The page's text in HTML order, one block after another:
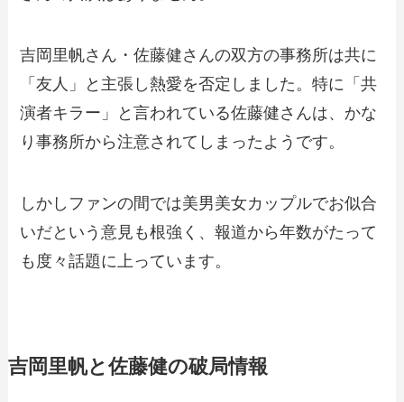
吉岡里帆さん・佐藤健さんの双方の事務所は共に
「友人」と主張し熱愛を否定しました。特に「共
演者キラー」と言われている佐藤健さんは、かな
り事務所から注意されてしまったようです。
しかしファンの間では美男美女カップルでお似合
いだという意見も根強く、報道から年数がたって
も度々話題に上っています。
吉岡里帆と佐藤健の破局情報